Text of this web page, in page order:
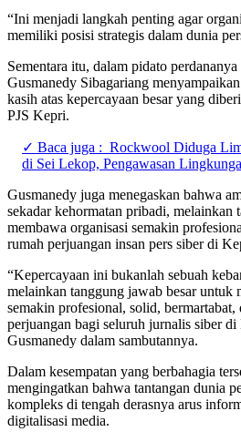
“Ini menjadi langkah penting agar
memiliki posisi strategis dalam dunia
Sementara itu, dalam pidato
Gusmanedy Sibagariang
kasih atas kepercayaan besar yang
PJS Kepri.
✓ Baca juga : Rockwool Diduga
di Sei Lekop, Pengawasan
Gusmanedy juga menegaskan bahwa
sekadar kehormatan pribadi, melainkan
membawa organisasi semakin
rumah perjuangan insan pers siber di
“Kepercayaan ini bukanlah sebuah
melainkan tanggung jawab besar untuk
semakin profesional, solid,
perjuangan bagi seluruh jurnalis siber
Gusmanedy dalam sambutannya.
Dalam kesempatan yang berbahagia
mengingatkan bahwa tantangan dunia
kompleks di tengah derasnya arus
digitalisasi media.